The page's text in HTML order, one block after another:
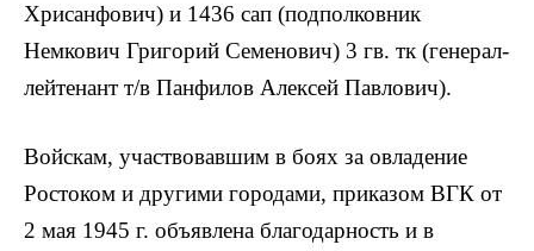
Хрисанфович) и 1436 сап (подполковник
Немкович Григорий Семенович) 3 гв. тк (генерал-
лейтенант т/в Панфилов Алексей Павлович).
Войскам, участвовавшим в боях за овладение
Ростоком и другими городами, приказом ВГК от
2 мая 1945 г. объявлена благодарность и в